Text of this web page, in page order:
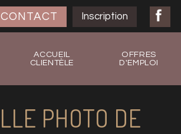
CONTACT Inscription
ACCUEIL
CLIENTÈLE
OFFRES
D'EMPLOI
PHOTO DE